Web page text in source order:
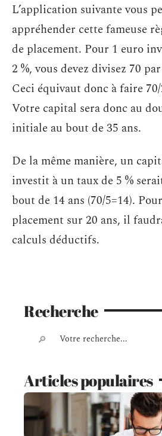
L’application suivante vous
appréhender cette fameuse
de placement. Pour 1 euro
2 %, vous devez divisez 70
Ceci équivaut donc à faire
Votre capital sera donc au
initiale au bout de 35 ans.
De la même manière, un
investit à un taux de 5 %
bout de 14 ans (70/5=14).
placement sur 20 ans, il
calculs déductifs.
Recherche
Articles populaires